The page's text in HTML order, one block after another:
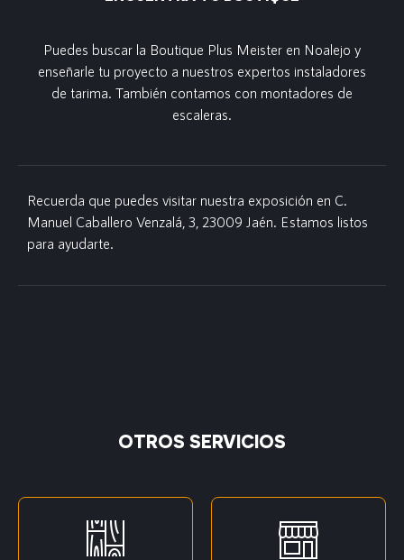
Puedes buscar la Boutique Plus Meister en Noalejo y
enseñarle tu proyecto a nuestros expertos instaladores
de tarima. También contamos con montadores de
escaleras.
Recuerda que puedes visitar nuestra exposición en C.
Manuel Caballero Venzalá, 3, 23009 Jaén. Estamos listos
para ayudarte.
OTROS SERVICIOS